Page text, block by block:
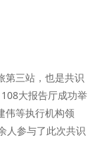
第三站，也是共识
大报告厅成功举
伟等执行机构领
人参与了此次共识